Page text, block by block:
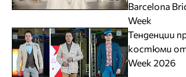
Barcelona
Week
Тенденции
костюми от
Week 2026